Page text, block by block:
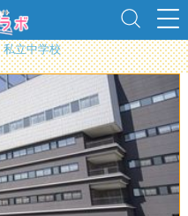
私立中学校